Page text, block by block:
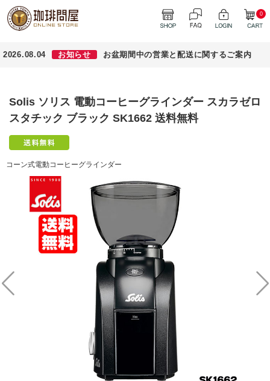
0
2026.08.04 お知らせ お盆期間中の営業と配送に関するご案内
Solis ソリス 電動コーヒーグラインダー スカラゼロ
スタチック ブラック SK1662 送料無料
コーン式電動コーヒーグラインダー